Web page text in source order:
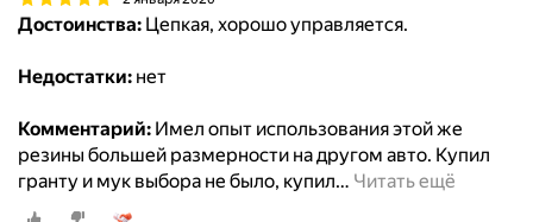
Достоинства: Цепкая, хорошо управляется.
Недостатки: нет
Комментарий: Имел опыт использования этой же
резины большей размерности на другом авто. Купил
гранту и мук выбора не было, купил… Читать ещё